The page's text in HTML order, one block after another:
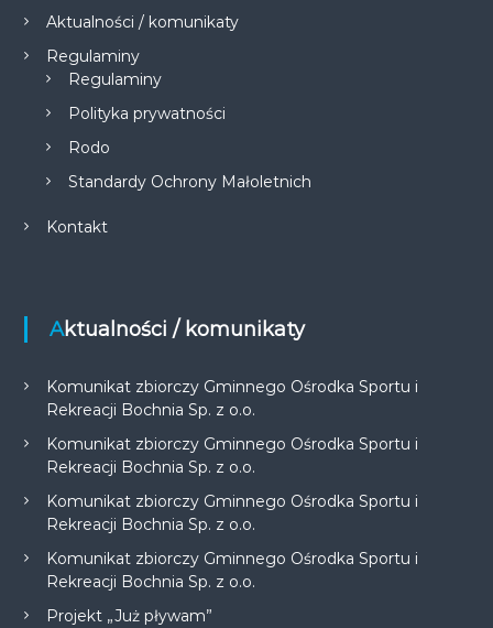
Aktualności / komunikaty
Regulaminy
Regulaminy
Polityka prywatności
Rodo
Standardy Ochrony Małoletnich
Kontakt
Aktualności / komunikaty
Komunikat zbiorczy Gminnego Ośrodka Sportu i
Rekreacji Bochnia Sp. z o.o.
Komunikat zbiorczy Gminnego Ośrodka Sportu i
Rekreacji Bochnia Sp. z o.o.
Komunikat zbiorczy Gminnego Ośrodka Sportu i
Rekreacji Bochnia Sp. z o.o.
Komunikat zbiorczy Gminnego Ośrodka Sportu i
Rekreacji Bochnia Sp. z o.o.
Projekt „Już pływam”